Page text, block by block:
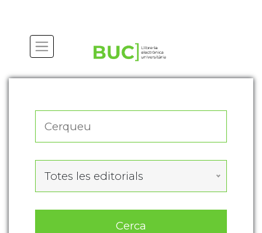
Totes les editorials
Cerca